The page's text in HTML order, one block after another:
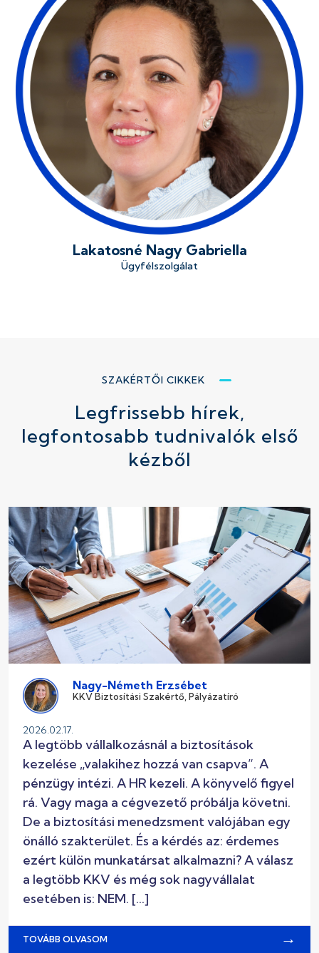
Lakatosné Nagy Gabriella
Ügyfélszolgálat
SZAKÉRTŐI CIKKEK
Legfrissebb hírek,
legfontosabb tudnivalók első
kézből
Nagy-Németh Erzsébet
KKV Biztosítási Szakértő, Pályázatíró
2026.02.17.
A legtöbb vállalkozásnál a biztosítások
kezelése „valakihez hozzá van csapva”. A
pénzügy intézi. A HR kezeli. A könyvelő figyel
rá. Vagy maga a cégvezető próbálja követni.
De a biztosítási menedzsment valójában egy
önálló szakterület. És a kérdés az: érdemes
ezért külön munkatársat alkalmazni? A válasz
a legtöbb KKV és még sok nagyvállalat
esetében is: NEM. […]
TOVÁBB OLVASOM →